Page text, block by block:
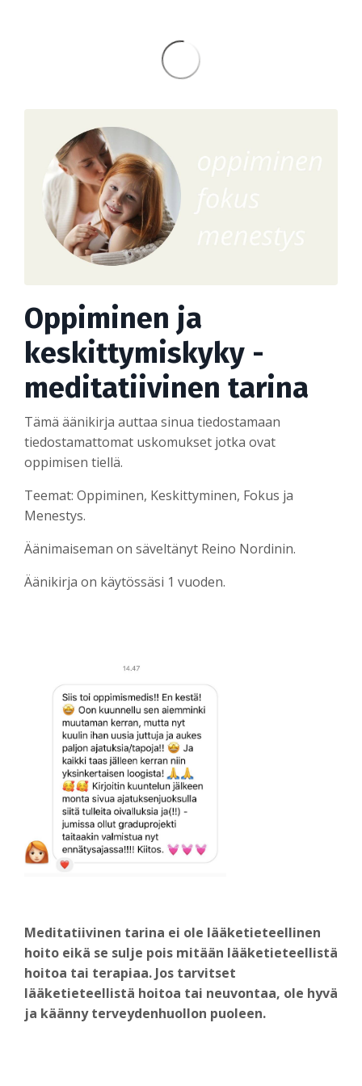
Oppiminen ja
keskittymiskyky -
meditatiivinen tarina
Tämä äänikirja auttaa sinua tiedostamaan
tiedostamattomat uskomukset jotka ovat
oppimisen tiellä.
Teemat: Oppiminen, Keskittyminen, Fokus ja
Menestys.
Äänimaiseman on säveltänyt Reino Nordinin.
Äänikirja on käytössäsi 1 vuoden.
Meditatiivinen tarina ei ole lääketieteellinen
hoito eikä se sulje pois mitään lääketieteellistä
hoitoa tai terapiaa. Jos tarvitset
lääketieteellistä hoitoa tai neuvontaa, ole hyvä
ja käänny terveydenhuollon puoleen.